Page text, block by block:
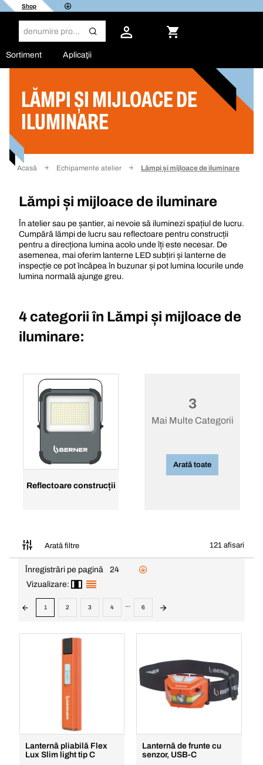
Shop
Sortiment Aplicaţii
LĂMPI ȘI MIJLOACE DE
ILUMINARE
Acasă Echipamente atelier Lămpi și mijloace de iluminare
Lămpi și mijloace de iluminare
În atelier sau pe șantier, ai nevoie să iluminezi spațiul de lucru.
Cumpără lămpi de lucru sau reflectoare pentru construcții
pentru a direcționa lumina acolo unde îți este necesar. De
asemenea, mai oferim lanterne LED subțiri și lanterne de
inspecție ce pot încăpea în buzunar și pot lumina locurile unde
lumina normală ajunge greu.
4 categorii în Lămpi și mijloace de
iluminare:
Reflectoare construcții
3
Mai Multe Categorii
Arată toate
Arată filtre 121 afisari
Filtru
Înregistrări pe pagină
24
Vizualizare:
1 2 3 4 ... 6
Lanternă pliabilă Flex
Lux Slim light tip C
Lanternă de frunte cu
senzor, USB-C